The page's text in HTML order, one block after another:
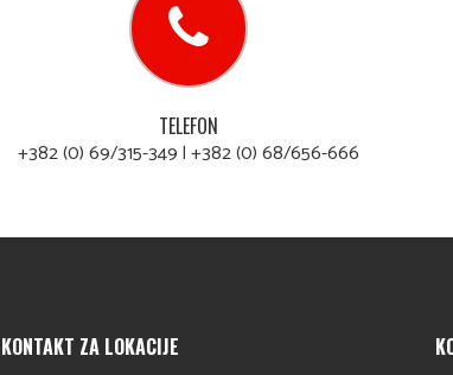
TELEFON
+382 (0) 69/315-349 l +382 (0) 68/656-666
KONTAKT ZA LOKACIJE